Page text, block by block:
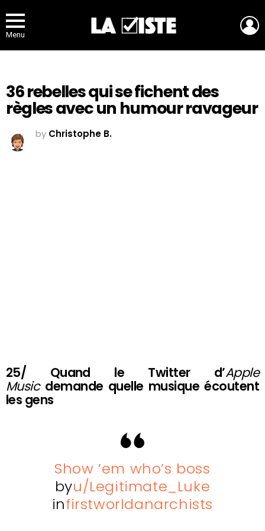
Menu
36 rebelles qui se fichent des
règles avec un humour ravageur
by Christophe B.
25/ Quand le Twitter d’Apple
Music demande quelle musique écoutent
les gens
Show ’em who’s boss
byu/Legitimate_Luke
infirstworldanarchists